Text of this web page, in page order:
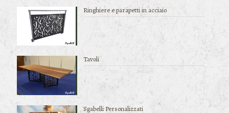
Ringhiere e parapetti in acciaio
Tavoli
Sgabelli Personalizzati